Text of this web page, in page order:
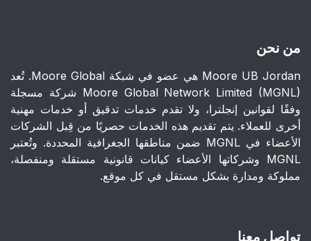
من نحن
Moore UB Jordan هي عضو في شبكة Moore Global. تُعد
Moore Global Network Limited (MGNL) شركة مسجلة
وفقًا لقوانين إنجلترا، ولا تقدم خدمات تدقيق أو خدمات مهنية
أخرى للعملاء. يتم تقديم هذه الخدمات حصريًا من قِبل الشركات
الأعضاء في MGNL ضمن مناطقها الجغرافية المحددة. وتُعتبر
MGNL وشركاتها الأعضاء كيانات قانونية مستقلة ومنفصلة،
مملوكة ومدارة بشكل مستقل في كل موقع.
تواصل معنا